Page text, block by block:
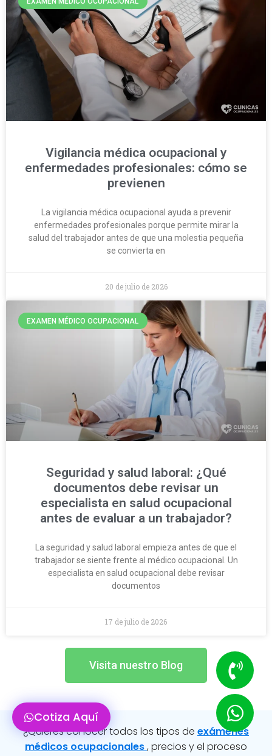
Vigilancia médica ocupacional y
enfermedades profesionales: cómo se
previenen
La vigilancia médica ocupacional ayuda a prevenir
enfermedades profesionales porque permite mirar la
salud del trabajador antes de que una molestia pequeña
se convierta en
20 de julio de 2026
EXAMEN MÉDICO OCUPACIONAL
Seguridad y salud laboral: ¿Qué
documentos debe revisar un
especialista en salud ocupacional
antes de evaluar a un trabajador?
La seguridad y salud laboral empieza antes de que el
trabajador se siente frente al médico ocupacional. Un
especialista en salud ocupacional debe revisar
documentos
17 de julio de 2026
Visita nuestro Blog
¿Quieres conocer todos los tipos de exámenes
médicos ocupacionales, precios y el proceso
Cotiza Aquí